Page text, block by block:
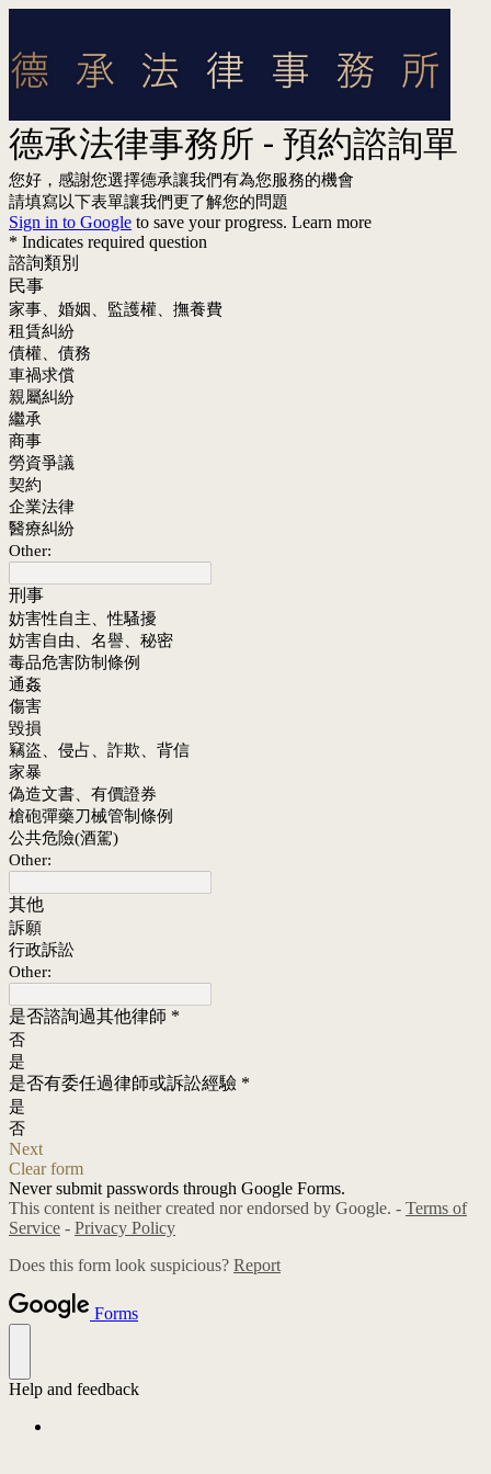
德承法律事務所 - 預約諮詢單
您好，感謝您選擇德承讓我們有為您服務的機會
請填寫以下表單讓我們更了解您的問題
Sign in to Google to save your progress. Learn more
* Indicates required question
諮詢類別
民事
家事、婚姻、監護權、撫養費
租賃糾紛
債權、債務
車禍求償
親屬糾紛
繼承
商事
勞資爭議
契約
企業法律
醫療糾紛
Other:
刑事
妨害性自主、性騷擾
妨害自由、名譽、秘密
毒品危害防制條例
通姦
傷害
毀損
竊盜、侵占、詐欺、背信
家暴
偽造文書、有價證券
槍砲彈藥刀械管制條例
公共危險(酒駕)
Other:
其他
訴願
行政訴訟
Other:
是否諮詢過其他律師 *
否
是
是否有委任過律師或訴訟經驗 *
是
否
Next
Clear form
Never submit passwords through Google Forms.
This content is neither created nor endorsed by Google. - Terms of
Service - Privacy Policy
Does this form look suspicious? Report
Forms
Help and feedback